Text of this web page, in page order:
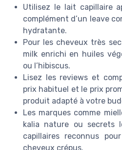
Utilisez le lait capillaire
complément d’un leave
hydratante.
Pour les cheveux très
milk enrichi en huiles
ou l’hibiscus.
Lisez les reviews et
prix habituel et le prix
produit adapté à votre
Les marques comme
kalia nature ou secrets
capillaires reconnus
cheveux crépus.